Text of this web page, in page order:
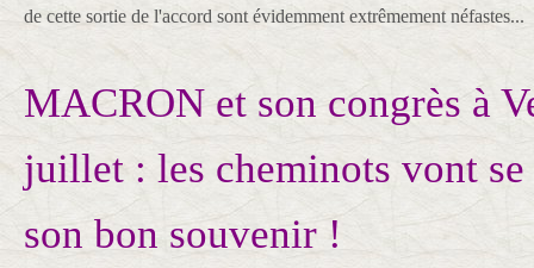
de cette sortie de l'accord sont évidemment extrêmement néfastes...
MACRON et son congrès à
juillet : les cheminots vont se
son bon souvenir !